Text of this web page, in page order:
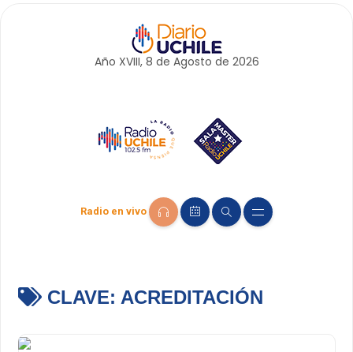
Año XVIII, 8 de Agosto de 2026
Radio en vivo
CLAVE: ACREDITACIÓN